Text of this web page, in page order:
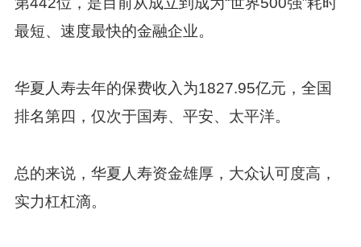
最短、速度最快的金融企业。
华夏人寿去年的保费收入为1827.95亿元，全国
排名第四，仅次于国寿、平安、太平洋。
总的来说，华夏人寿资金雄厚，大众认可度高，
实力杠杠滴。